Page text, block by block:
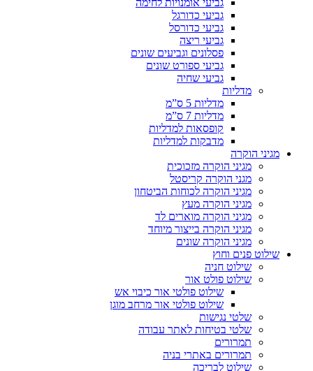
גביעי כדורגל
גביעי כדורסל
גביעי ריצה
פסלונים וגביעים שונים
גביעי ספורט שונים
גביעי שחיה
מדליות
מדליות 5 ס”מ
מדליות 7 ס”מ
קופסאות למדליות
מדבקות למדליות
מגיני הוקרה
מגיני הוקרה מזכוכית
מגני הוקרה קריסטל
מגיני הוקרה לכוחות הביטחון
מגיני הוקרה מעץ
מגיני הוקרה מוארים לד
מגיני הוקרה בייצור מיוחד
מגיני הוקרה שונים
שילוט פנים וחוץ
שילוט חניה
שילוט פולט אור
שילוט פולטי אור כיבוי אש
שילוט פולטי אור מרחב מוגן
שלטי נגישות
שלטי בטיחות לאתר עבודה
תמרורים
תמרורים באתרי בניה
שילוט לבריכה